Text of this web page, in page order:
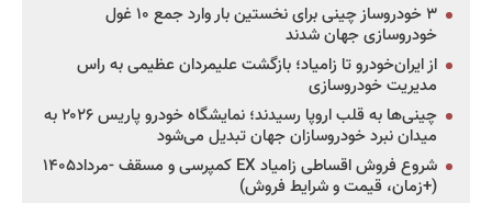
۳ خودروساز چینی برای نخستین بار وارد جمع ۱۰ غول
خودروسازی جهان شدند
از ایران‌خودرو تا زامیاد؛ بازگشت علیمردان عظیمی به راس
مدیریت خودروسازی
چینی‌ها به قلب اروپا رسیدند؛ نمایشگاه خودرو پاریس ۲۰۲۶ به
میدان نبرد خودروسازان جهان تبدیل می‌شود
شروع فروش اقساطی زامیاد EX کمپرسی و مسقف -مرداد۱۴۰۵
(+زمان، قیمت و شرایط فروش)